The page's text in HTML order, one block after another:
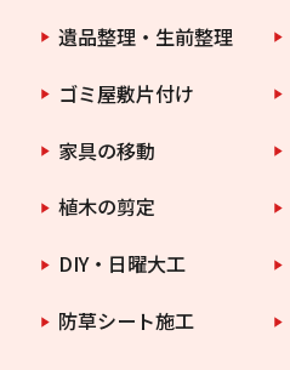
遺品整理・生前整理
ゴミ屋敷片付け
家具の移動
植木の剪定
DIY・日曜大工
防草シート施工